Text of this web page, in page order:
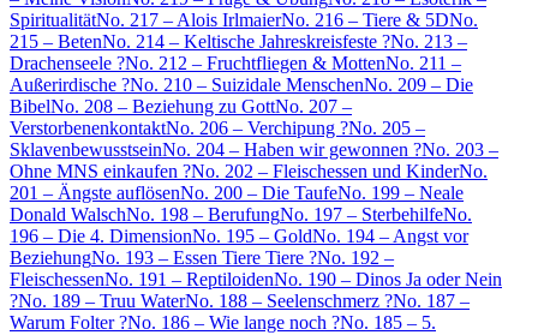
SpiritualitätNo. 217 – Alois IrlmaierNo. 216 – Tiere & 5DNo.
215 – BetenNo. 214 – Keltische Jahreskreisfeste ?No. 213 –
Drachenseele ?No. 212 – Fruchtfliegen & MottenNo. 211 –
Außerirdische ?No. 210 – Suizidale MenschenNo. 209 – Die
BibelNo. 208 – Beziehung zu GottNo. 207 –
VerstorbenenkontaktNo. 206 – Verchipung ?No. 205 –
SklavenbewusstseinNo. 204 – Haben wir gewonnen ?No. 203 –
Ohne MNS einkaufen ?No. 202 – Fleischessen und KinderNo.
201 – Ängste auflösenNo. 200 – Die TaufeNo. 199 – Neale
Donald WalschNo. 198 – BerufungNo. 197 – SterbehilfeNo.
196 – Die 4. DimensionNo. 195 – GoldNo. 194 – Angst vor
BeziehungNo. 193 – Essen Tiere Tiere ?No. 192 –
FleischessenNo. 191 – ReptiloidenNo. 190 – Dinos Ja oder Nein
?No. 189 – Truu WaterNo. 188 – Seelenschmerz ?No. 187 –
Warum Folter ?No. 186 – Wie lange noch ?No. 185 – 5.